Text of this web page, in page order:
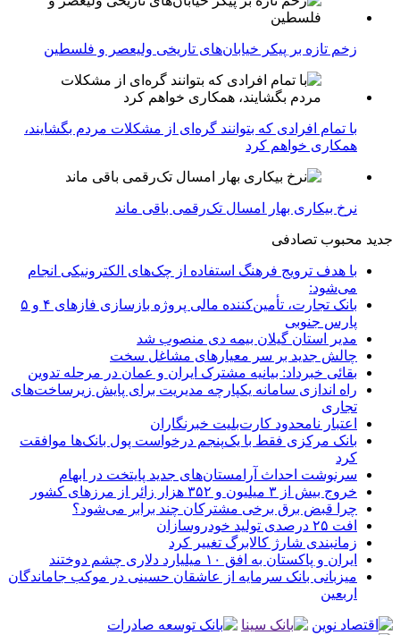
زخم تازه بر پیکر خیابان‌های تاریخی ولیعصر و فلسطین
با تمام افرادی که بتوانند گره‌ای از مشکلات مردم بگشایند،
همکاری خواهم کرد
نرخ بیکاری بهار امسال تک‌رقمی باقی ماند
جدید محبوب تصادفی
با هدف ترویج فرهنگ استفاده از چک‌های الکترونیکی انجام
می‌شود:
بانک تجارت، تأمین‌کننده مالی پروژه بازسازی فازهای ۴ و ۵
پارس جنوبی
مدیر استان گیلان بیمه دی منصوب شد
چالش جدید بر سر معیارهای مشاغل سخت
بقائی خبرداد: بیانیه مشترک ایران و عمان در مرحله تدوین
راه اندازی سامانه یکپارچه مدیریت برای پایش زیرساخت‌های
تجاری
اعتبار نامحدود کارت‌بلیت خبرنگاران
بانک مرکزی فقط با یک‌‎پنجم درخواست پول بانک‌ها موافقت
کرد
سرنوشت احداث آرامستان‌های جدید پایتخت در ابهام
خروج بیش از ۳ میلیون و ۳۵۲ هزار زائر از مرزهای کشور
چرا قبض برق برخی مشترکان چند برابر می‌شود؟
افت ۲۵ درصدی تولید خودروسازان
زمانبندی شارژ کالابرگ تغییر کرد
ایران و پاکستان به افق ۱۰ میلیارد دلاری چشم دوختند
میزبانی بانک سرمایه از عاشقان حسینی در موکب جاماندگان
اربعین